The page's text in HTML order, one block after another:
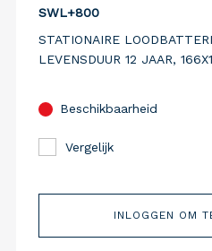
SWL+800
STATIONAIRE
LEVENSDUUR 12 JAAR,
Beschikbaarheid
Vergelijk
INLOGGEN OM